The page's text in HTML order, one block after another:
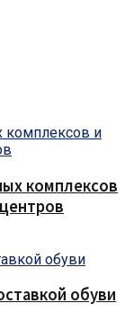
комплексов
обуви